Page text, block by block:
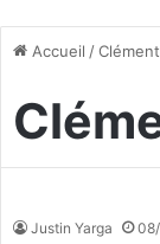
Accueil /
Justin Yarga